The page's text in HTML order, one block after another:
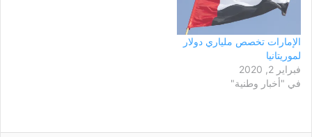
بين…
الإمارات تخصص ملياري دولار
لموريتانيا
فبراير 2, 2020
في "أخبار وطنية"